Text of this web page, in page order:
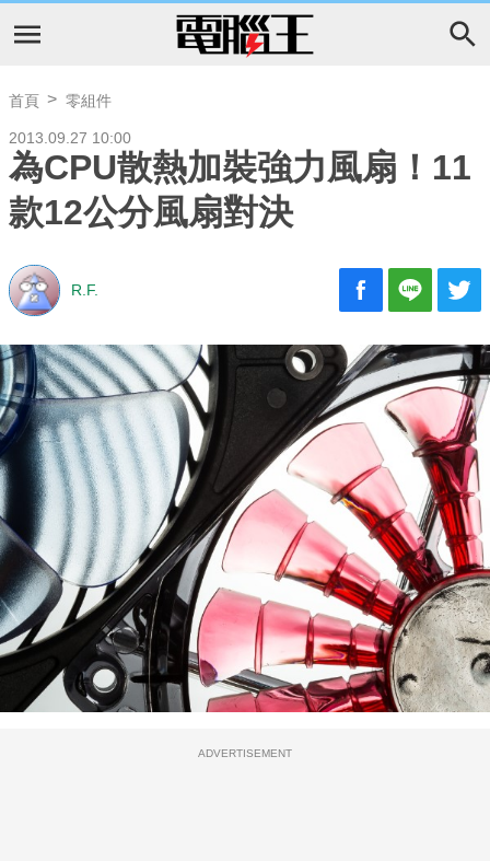
首頁 零組件
2013.09.27 10:00
為CPU散熱加裝強力風扇！11
款12公分風扇對決
R.F.
ADVERTISEMENT